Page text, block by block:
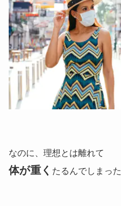
なのに、理想とは離れて
体が重く たるんでしまった